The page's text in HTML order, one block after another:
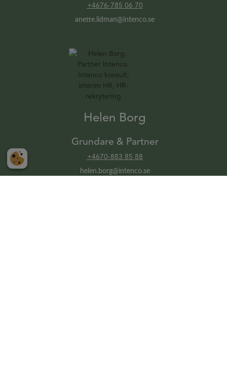
+4676-785 06 70
anette.lidman@intenco.se
Helen Borg
Grundare & Partner
+4670-883 85 88
helen.borg@intenco.se